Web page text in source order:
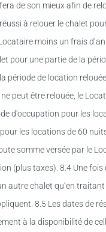
de son mieux afin de
à relouer le chalet
moins un frais
pour une partie de la
période de location
peut être relouée, le
d'occupation pour les
les locations de 60
somme versée par le
(plus taxes). 8.4 Une
autre chalet qu’en
8.5 Les dates de
à la disponibilité de